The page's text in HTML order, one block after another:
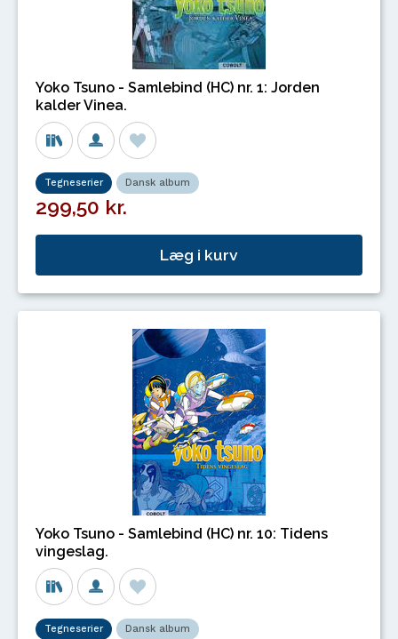
Yoko Tsuno - Samlebind (HC) nr. 1: Jorden
kalder Vinea.
Tegneserier Dansk album
299,50 kr.
Læg i kurv
Yoko Tsuno - Samlebind (HC) nr. 10: Tidens
vingeslag.
Tegneserier Dansk album